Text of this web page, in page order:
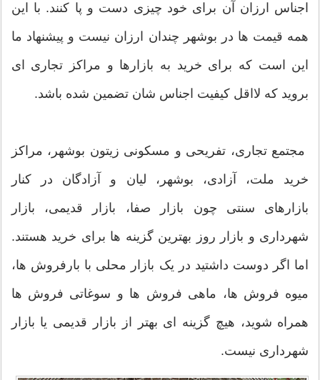
اجناس ارزان آن برای خود چیزی دست و پا کنند. با این
همه قیمت ها در بوشهر چندان ارزان نیست و پیشنهاد ما
این است که برای خرید به بازارها و مراکز تجاری ای
بروید که لااقل کیفیت اجناس شان تضمین شده باشد.
مجتمع تجاری، تفریحی و مسکونی زیتون بوشهر، مراکز
خرید ملت، آزادی، بوشهر، لیان و آزادگان در کنار
بازارهای سنتی چون بازار صفا، بازار قدیمی، بازار
شهرداری و بازار روز بهترین گزینه ها برای خرید هستند.
اما اگر دوست داشتید در یک بازار محلی با بارفروش ها،
میوه فروش ها، ماهی فروش ها و سوغاتی فروش ها
همراه شوید، هیچ گزینه ای بهتر از بازار قدیمی یا بازار
شهرداری نیست.